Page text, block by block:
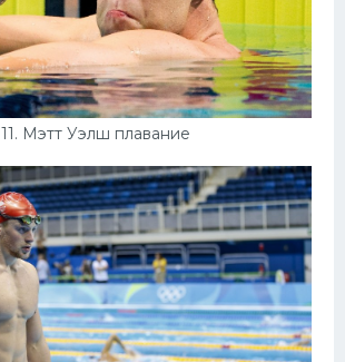
11. Мэтт Уэлш плавание